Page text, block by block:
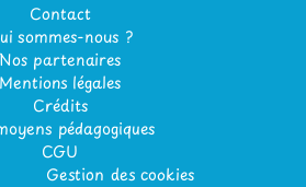
Contact
sommes-nous ?
Nos partenaires
Mentions légales
Crédits
pédagogiques
CGU
Gestion des cookies